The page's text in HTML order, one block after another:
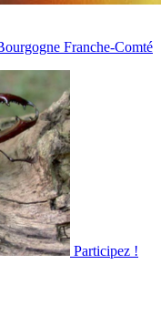
Franche-Comté
Participez !